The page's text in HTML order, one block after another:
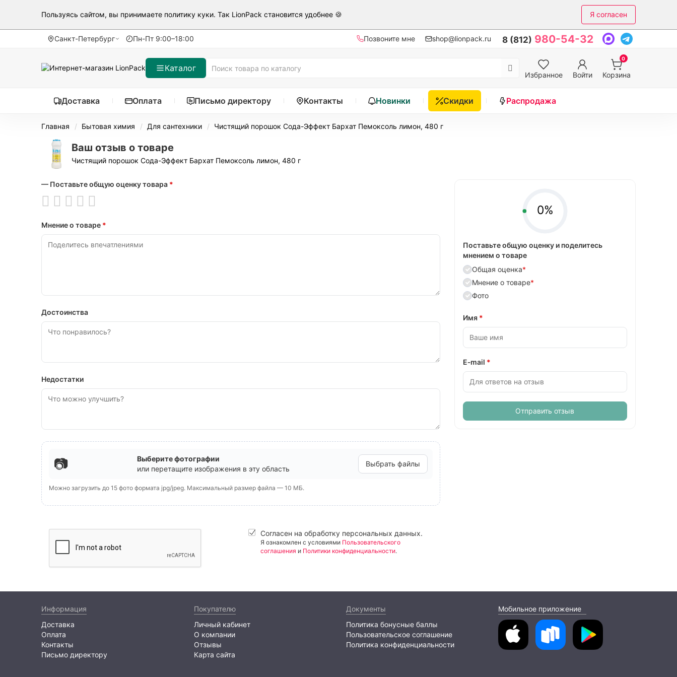
Пользуясь сайтом, вы принимаете политику куки. Так LionPack становится удобнее 🍪 Я согласен
Санкт-Петербург Пн-Пт 9:00–18:00 Позвоните мне shop@lionpack.ru 8 (812) 980-54-32
Каталог
Избранное Войти
0
Корзина
Доставка Оплата Письмо директору Контакты Новинки Скидки Распродажа
Главная Бытовая химия Для сантехники Чистящий порошок Сода-Эффект Бархат Пемоксоль лимон, 480 г
Ваш отзыв о товаре
Чистящий порошок Сода-Эффект Бархат Пемоксоль лимон, 480 г
— Поставьте общую оценку товара *
Мнение о товаре *
Достоинства
Недостатки
📷
Выберите фотографии
или перетащите изображения в эту область
Выбрать файлы
Можно загрузить до 15 фото формата jpg/jpeg. Максимальный размер файла — 10 МБ.
0%
Поставьте общую оценку и поделитесь
мнением о товаре
Общая оценка*
Мнение о товаре*
Фото
Имя *
E‑mail *
Отправить отзыв
Согласен на обработку персональных данных.
Я ознакомлен с условиями Пользовательского
соглашения и Политики конфиденциальности.
Информация
Доставка
Оплата
Контакты
Письмо директору
Покупателю
Личный кабинет
О компании
Отзывы
Карта сайта
Документы
Политика бонусные баллы
Пользовательское соглашение
Политика конфиденциальности
Мобильное приложение